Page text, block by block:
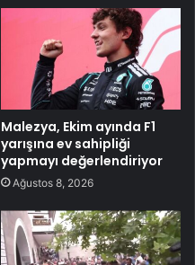
Malezya, Ekim ayında F1
yarışına ev sahipliği
yapmayı değerlendiriyor
Ağustos 8, 2026